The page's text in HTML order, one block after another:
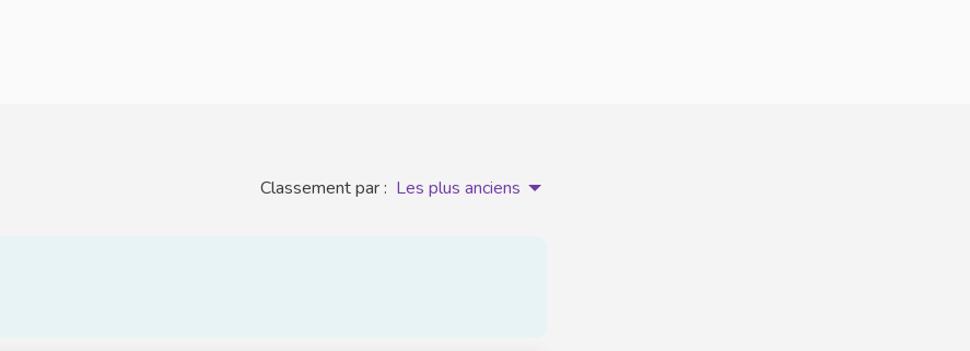
Classement par : Les plus anciens